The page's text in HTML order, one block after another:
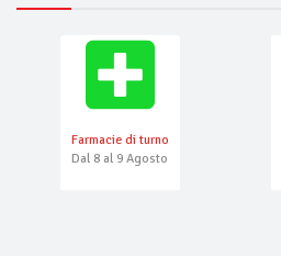
Farmacie di turno
Dal 8 al 9 Agosto